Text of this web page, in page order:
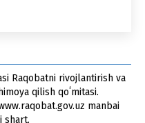
Raqobatni rivojlantirish va
qilish qoʻmitasi.
manbai
shart.